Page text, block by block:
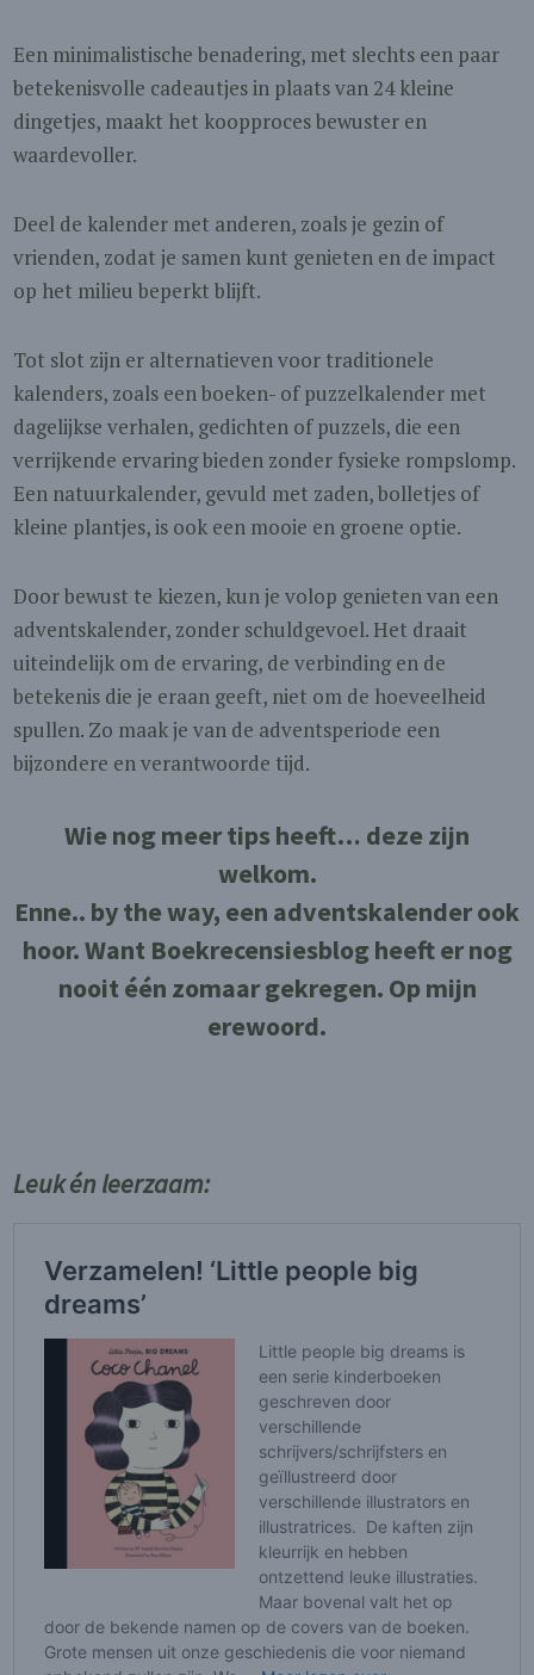
Een minimalistische benadering, met slechts een paar
betekenisvolle cadeautjes in plaats van 24 kleine
dingetjes, maakt het koopproces bewuster en
waardevoller.
Deel de kalender met anderen, zoals je gezin of
vrienden, zodat je samen kunt genieten en de impact
op het milieu beperkt blijft.
Tot slot zijn er alternatieven voor traditionele
kalenders, zoals een boeken- of puzzelkalender met
dagelijkse verhalen, gedichten of puzzels, die een
verrijkende ervaring bieden zonder fysieke rompslomp.
Een natuurkalender, gevuld met zaden, bolletjes of
kleine plantjes, is ook een mooie en groene optie.
Door bewust te kiezen, kun je volop genieten van een
adventskalender, zonder schuldgevoel. Het draait
uiteindelijk om de ervaring, de verbinding en de
betekenis die je eraan geeft, niet om de hoeveelheid
spullen. Zo maak je van de adventsperiode een
bijzondere en verantwoorde tijd.
Wie nog meer tips heeft… deze zijn
welkom.
Enne.. by the way, een adventskalender ook
hoor. Want Boekrecensiesblog heeft er nog
nooit één zomaar gekregen. Op mijn
erewoord.
Leuk én leerzaam: